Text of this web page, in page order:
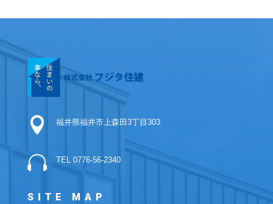
 福井県福井市上森田3丁目303
 TEL 0776-56-2340
SITE MAP